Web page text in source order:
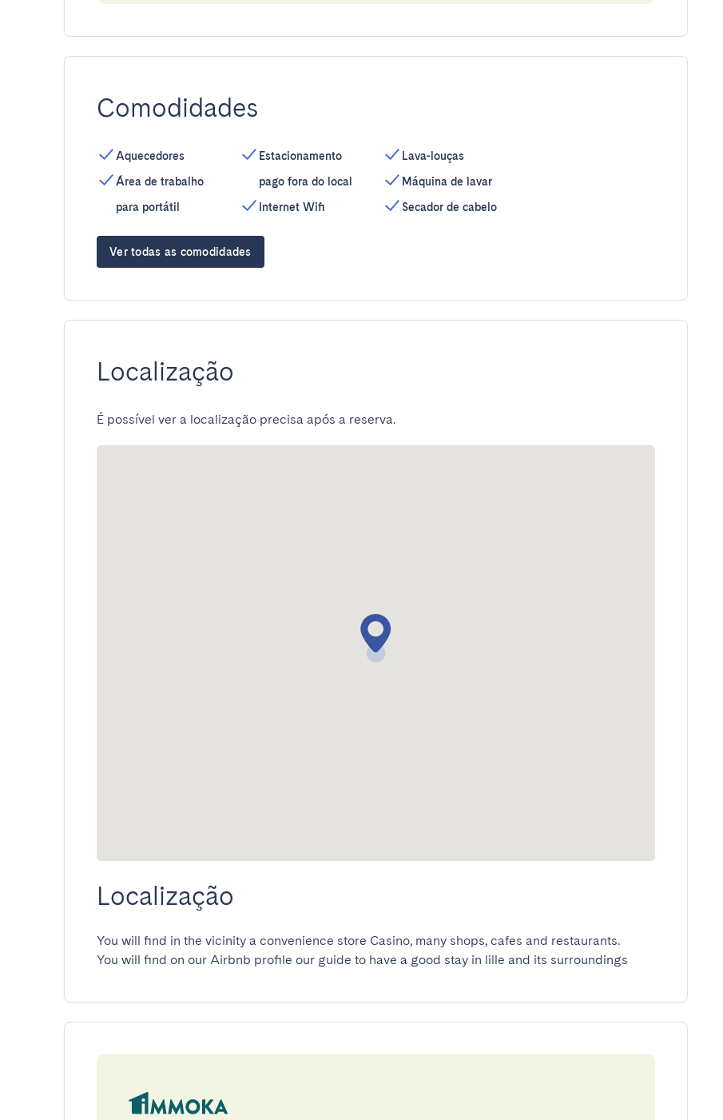
Comodidades
Aquecedores
Área de trabalho
para portátil
Estacionamento
pago fora do local
Internet Wifi
Lava-louças
Máquina de lavar
Secador de cabelo
Ver todas as comodidades
Localização
É possível ver a localização precisa após a reserva.
Localização
You will find in the vicinity a convenience store Casino, many shops, cafes and restaurants.
You will find on our Airbnb profile our guide to have a good stay in lille and its surroundings